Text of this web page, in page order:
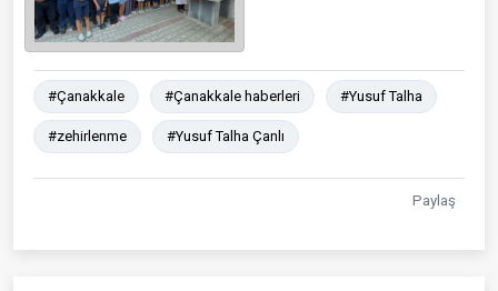
#Çanakkale #Çanakkale haberleri #Yusuf Talha
#zehirlenme #Yusuf Talha Çanlı
Paylaş